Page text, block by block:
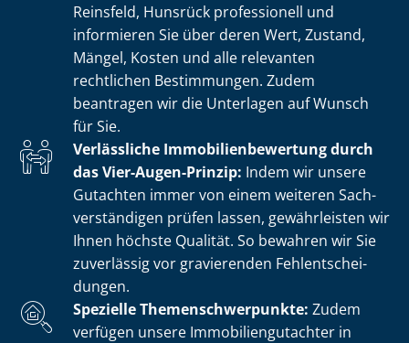
Reinsfeld, Hunsrück professionell und
informieren Sie über deren Wert, Zustand,
Mängel, Kosten und alle relevanten
rechtlichen Bestimmungen. Zudem
beantragen wir die Unterlagen auf Wunsch
für Sie.
Verlässliche Im­mo­bi­li­en­be­wer­tung durch
das Vier-Augen-Prinzip: Indem wir unsere
Gutachten immer von einem weiteren Sach­
ver­stän­di­gen prüfen lassen, gewährleisten wir
Ihnen höchste Qualität. So bewahren wir Sie
zuverlässig vor gravierenden Fehl­ent­schei­
dun­gen.
Spezielle The­men­schwer­punk­te: Zudem
verfügen unsere Im­mo­bi­li­en­gut­ach­ter in